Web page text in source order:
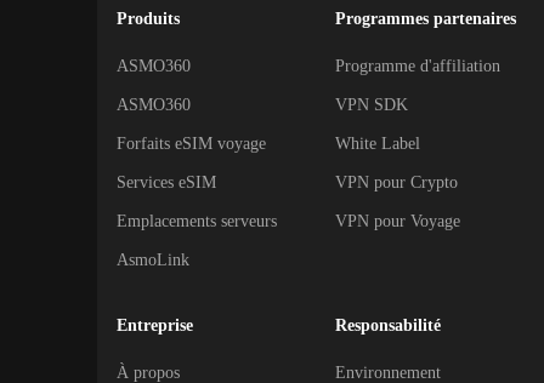
Produits
ASMO360
ASMO360
Forfaits eSIM voyage
Services eSIM
Emplacements serveurs
AsmoLink
Programmes partenaires
Programme d'affiliation
VPN SDK
White Label
VPN pour Crypto
VPN pour Voyage
Entreprise
À propos
Responsabilité
Environnement